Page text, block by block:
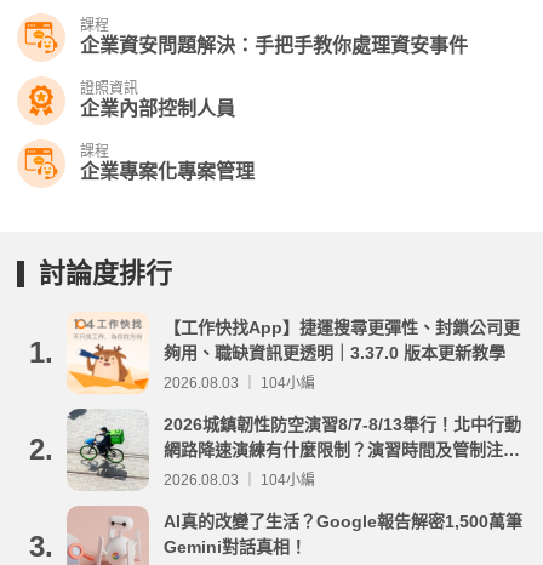
課程
企業資安問題解決：手把手教你處理資安事件
證照資訊
企業內部控制人員
課程
企業專案化專案管理
討論度排行
1.
【工作快找App】捷運搜尋更彈性、封鎖公司更
夠用、職缺資訊更透明｜3.37.0 版本更新教學
2026.08.03 ｜ 104小編
2.
2026城鎮韌性防空演習8/7-8/13舉行！北中行動
網路降速演練有什麼限制？演習時間及管制注意
事項整理
2026.08.03 ｜ 104小編
3.
AI真的改變了生活？Google報告解密1,500萬筆
Gemini對話真相！